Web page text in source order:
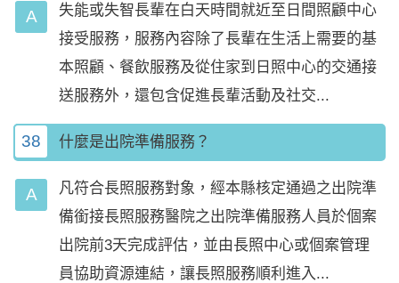
失能或失智長輩在白天時間就近至日間照顧中心
接受服務，服務內容除了長輩在生活上需要的基
本照顧、餐飲服務及從住家到日照中心的交通接
送服務外，還包含促進長輩活動及社交...
38 什麼是出院準備服務？
凡符合長照服務對象，經本縣核定通過之出院準
備銜接長照服務醫院之出院準備服務人員於個案
出院前3天完成評估，並由長照中心或個案管理
員協助資源連結，讓長照服務順利進入...